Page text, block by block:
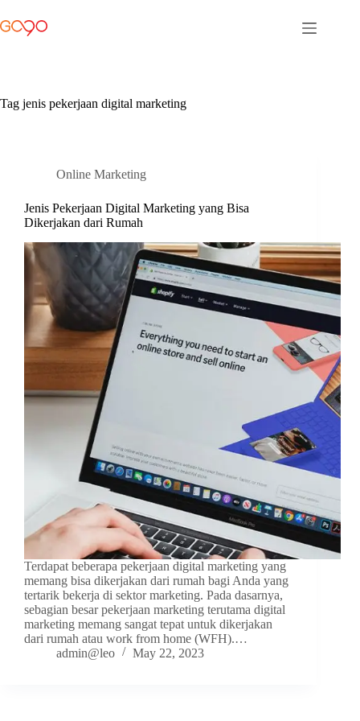
to
content
Tag jenis pekerjaan digital marketing
Online Marketing
Jenis Pekerjaan Digital Marketing yang Bisa
Dikerjakan dari Rumah
Terdapat beberapa pekerjaan digital marketing yang
memang bisa dikerjakan dari rumah bagi Anda yang
tertarik bekerja di sektor marketing. Pada dasarnya,
sebagian besar pekerjaan marketing terutama digital
marketing memang sangat tepat untuk dikerjakan
dari rumah atau work from home (WFH).…
admin@leo
May 22, 2023